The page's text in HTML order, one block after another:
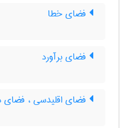
فضای خطا
فضای برآورد
فضای اقلیدسی ، فضای